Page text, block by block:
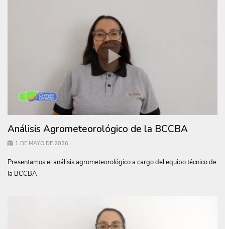
Análisis Agrometeorológico de la BCCBA
1 DE MAYO DE 2026
Presentamos el análisis agrometeorológico a cargo del equipo técnico de
la BCCBA